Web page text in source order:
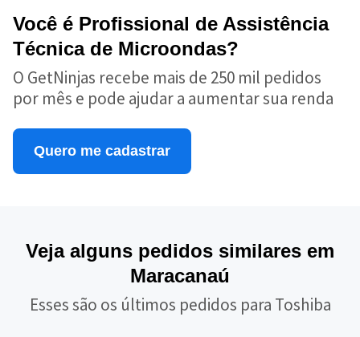
Você é Profissional de Assistência
Técnica de Microondas?
O GetNinjas recebe mais de 250 mil pedidos
por mês e pode ajudar a aumentar sua renda
Quero me cadastrar
Veja alguns pedidos similares em
Maracanaú
Esses são os últimos pedidos para Toshiba